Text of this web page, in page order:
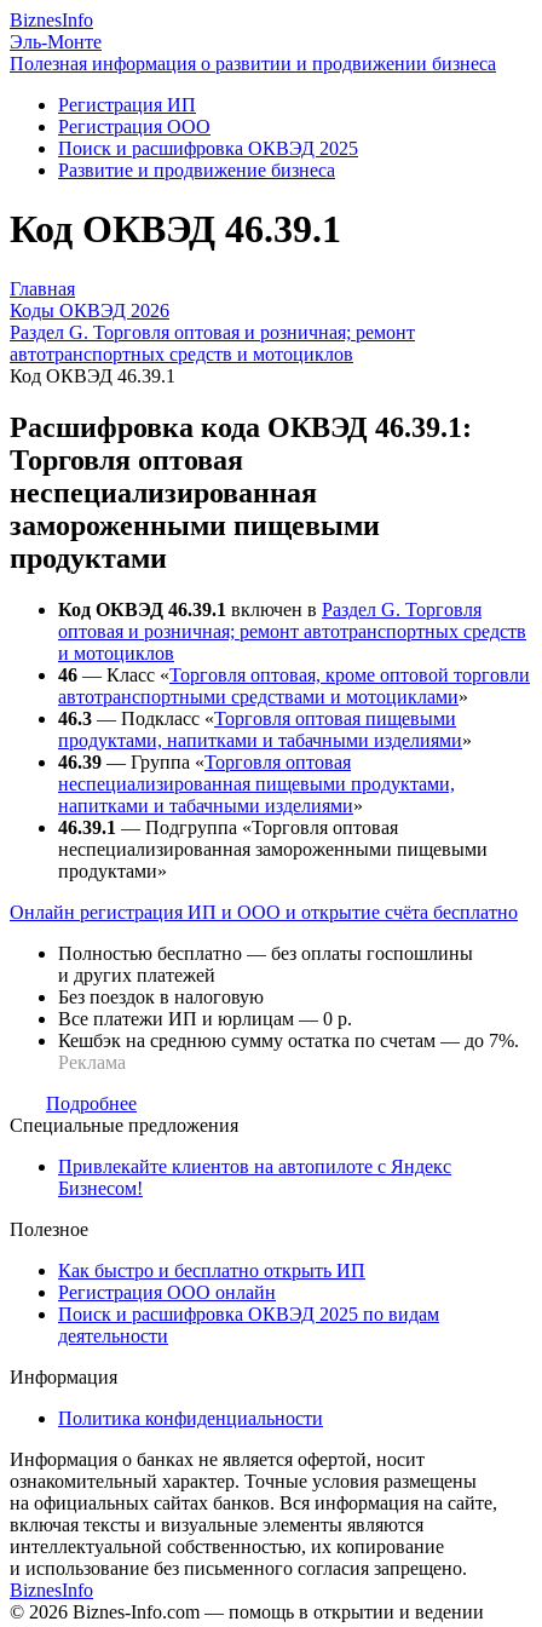
BiznesInfo
Эль-Монте
Полезная информация о развитии и продвижении бизнеса
Регистрация ИП
Регистрация ООО
Поиск и расшифровка ОКВЭД 2025
Развитие и продвижение бизнеса
Код ОКВЭД 46.39.1
Главная
Коды ОКВЭД 2026
Раздел G. Торговля оптовая и розничная; ремонт
автотранспортных средств и мотоциклов
Код ОКВЭД 46.39.1
Расшифровка кода ОКВЭД 46.39.1:
Торговля оптовая
неспециализированная
замороженными пищевыми
продуктами
Код ОКВЭД 46.39.1 включен в Раздел G. Торговля
оптовая и розничная; ремонт автотранспортных средств
и мотоциклов
46 — Класс «Торговля оптовая, кроме оптовой торговли
автотранспортными средствами и мотоциклами»
46.3 — Подкласс «Торговля оптовая пищевыми
продуктами, напитками и табачными изделиями»
46.39 — Группа «Торговля оптовая
неспециализированная пищевыми продуктами,
напитками и табачными изделиями»
46.39.1 — Подгруппа «Торговля оптовая
неспециализированная замороженными пищевыми
продуктами»
Онлайн регистрация ИП и ООО и открытие счёта бесплатно
Полностью бесплатно — без оплаты госпошлины
и других платежей
Без поездок в налоговую
Все платежи ИП и юрлицам — 0 р.
Кешбэк на среднюю сумму остатка по счетам — до 7%.
Реклама
Подробнее
Специальные предложения
Привлекайте клиентов на автопилоте с Яндекс
Бизнесом!
Полезное
Как быстро и бесплатно открыть ИП
Регистрация ООО онлайн
Поиск и расшифровка ОКВЭД 2025 по видам
деятельности
Информация
Политика конфиденциальности
Информация о банках не является офертой, носит
ознакомительный характер. Точные условия размещены
на официальных сайтах банков. Вся информация на сайте,
включая тексты и визуальные элементы являются
интеллектуальной собственностью, их копирование
и использование без письменного согласия запрещено.
BiznesInfo
© 2026 Biznes-Info.com — помощь в открытии и ведении